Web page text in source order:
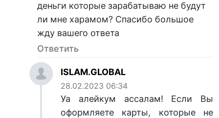
деньги которые зарабатываю не будут
ли мне харамом? Спасибо большое
жду вашего ответа
Ответить
ISLAM.GLOBAL
28.02.2023 06:34
Уа алейкум ассалам! Если Вы
оформляете карты, которые не